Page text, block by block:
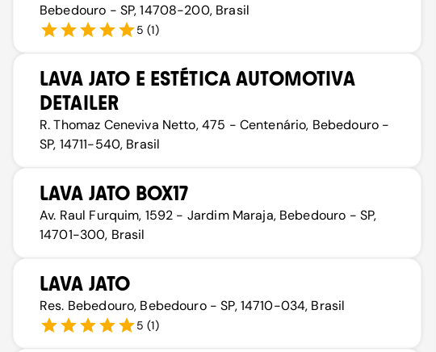
Bebedouro - SP, 14708-200, Brasil
5 (1)
LAVA JATO E ESTÉTICA AUTOMOTIVA
DETAILER
R. Thomaz Ceneviva Netto, 475 - Centenário, Bebedouro -
SP, 14711-540, Brasil
LAVA JATO BOX17
Av. Raul Furquim, 1592 - Jardim Maraja, Bebedouro - SP,
14701-300, Brasil
LAVA JATO
Res. Bebedouro, Bebedouro - SP, 14710-034, Brasil
5 (1)